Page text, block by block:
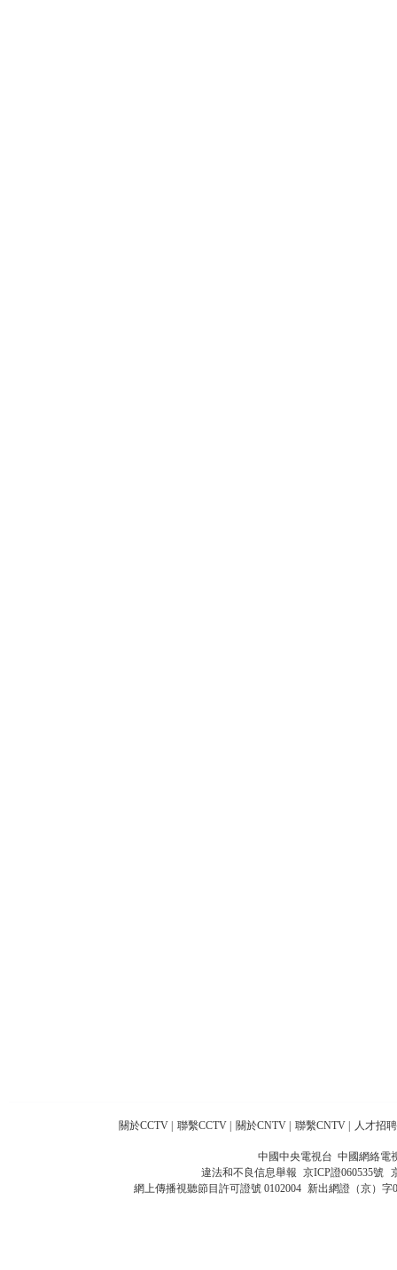
關於CCTV 聯繫CCTV 關於CNTV 聯繫CNTV 人才招聘
中國中央電視台 中國網絡電
違法和不良信息舉報 京ICP證060535號
網上傳播視聽節目許可證號 0102004 新出網證（京）